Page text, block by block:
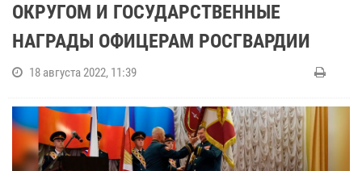
ОКРУГОМ И ГОСУДАРСТВЕННЫЕ
НАГРАДЫ ОФИЦЕРАМ РОСГВАРДИИ
18 августа 2022, 11:39